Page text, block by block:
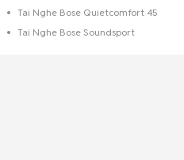
Tai Nghe Bose Quietcomfort 45
Tai Nghe Bose Soundsport